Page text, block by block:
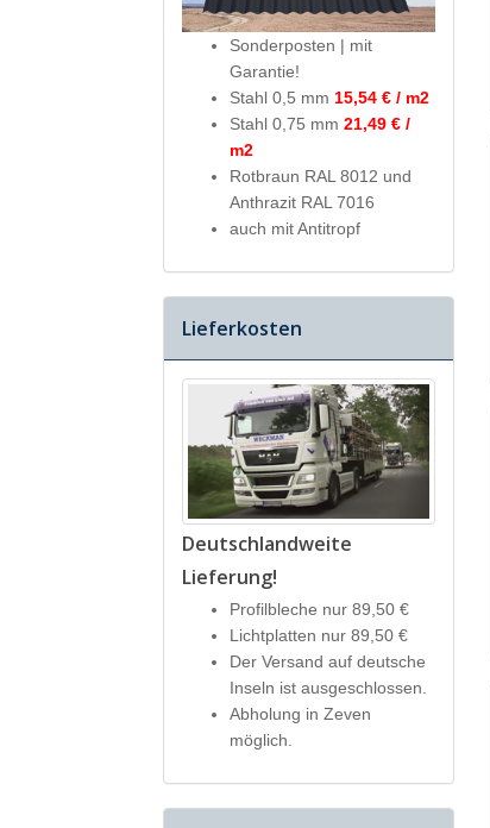
Sonderposten | mit
Garantie!
Stahl 0,5 mm 15,54 € / m2
Stahl 0,75 mm 21,49 € /
m2
Rotbraun RAL 8012 und
Anthrazit RAL 7016
auch mit Antitropf
Lieferkosten
Deutschlandweite
Lieferung!
Profilbleche nur 89,50 €
Lichtplatten nur 89,50 €
Der Versand auf deutsche
Inseln ist ausgeschlossen.
Abholung in Zeven
möglich.